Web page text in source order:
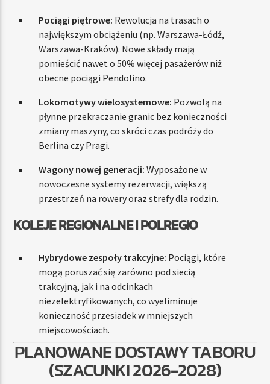
Pociągi piętrowe: Rewolucja na trasach o
największym obciążeniu (np. Warszawa-Łódź,
Warszawa-Kraków). Nowe składy mają
pomieścić nawet o 50% więcej pasażerów niż
obecne pociągi Pendolino.
Lokomotywy wielosystemowe: Pozwolą na
płynne przekraczanie granic bez konieczności
zmiany maszyny, co skróci czas podróży do
Berlina czy Pragi.
Wagony nowej generacji: Wyposażone w
nowoczesne systemy rezerwacji, większą
przestrzeń na rowery oraz strefy dla rodzin.
KOLEJE REGIONALNE I POLREGIO
Hybrydowe zespoły trakcyjne: Pociągi, które
mogą poruszać się zarówno pod siecią
trakcyjną, jak i na odcinkach
niezelektryfikowanych, co wyeliminuje
konieczność przesiadek w mniejszych
miejscowościach.
PLANOWANE DOSTAWY TABORU
(SZACUNKI 2026-2028)